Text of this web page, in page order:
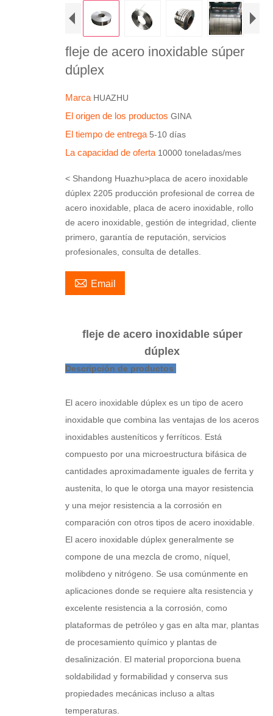
fleje de acero inoxidable súper
dúplex
Marca HUAZHU
El origen de los productos GINA
El tiempo de entrega 5-10 días
La capacidad de oferta 10000 toneladas/mes
< Shandong Huazhu>placa de acero inoxidable
dúplex 2205 producción profesional de correa de
acero inoxidable, placa de acero inoxidable, rollo
de acero inoxidable, gestión de integridad, cliente
primero, garantía de reputación, servicios
profesionales, consulta de detalles.
 Email
fleje de acero inoxidable súper
dúplex
Descripción de productos
El acero inoxidable dúplex es un tipo de acero
inoxidable que combina las ventajas de los aceros
inoxidables austeníticos y ferríticos. Está
compuesto por una microestructura bifásica de
cantidades aproximadamente iguales de ferrita y
austenita, lo que le otorga una mayor resistencia
y una mejor resistencia a la corrosión en
comparación con otros tipos de acero inoxidable.
El acero inoxidable dúplex generalmente se
compone de una mezcla de cromo, níquel,
molibdeno y nitrógeno. Se usa comúnmente en
aplicaciones donde se requiere alta resistencia y
excelente resistencia a la corrosión, como
plataformas de petróleo y gas en alta mar, plantas
de procesamiento químico y plantas de
desalinización. El material proporciona buena
soldabilidad y formabilidad y conserva sus
propiedades mecánicas incluso a altas
temperaturas.